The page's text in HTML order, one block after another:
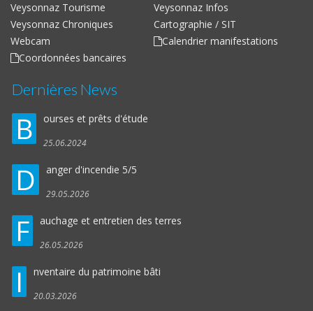
Veysonnaz Tourisme
Veysonnaz Infos
Veysonnaz Chroniques
Cartographie / SIT
Webcam
Calendrier manifestations
Coordonnées bancaires
Dernières News
B ourses et prêts d'étude
25.06.2024
D anger d'incendie 5/5
29.05.2026
F auchage et entretien des terres
26.05.2026
I nventaire du patrimoine bâti
20.03.2026